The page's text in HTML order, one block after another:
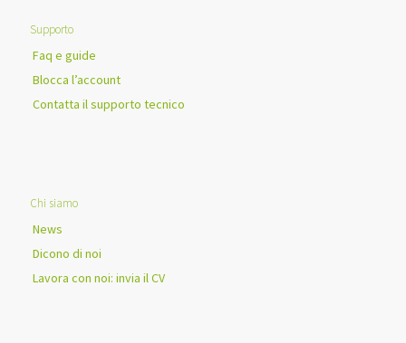
Supporto
Faq e guide
Blocca l’account
Contatta il supporto tecnico
Chi siamo
News
Dicono di noi
Lavora con noi: invia il CV